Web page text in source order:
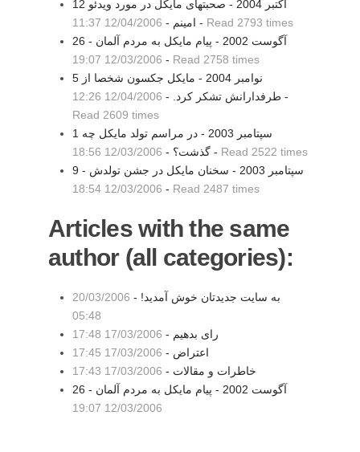
12 اکتبر 2004 - صحبتهای مایکل در مورد ویدئو
امینم - 12/04/2006 11:37 - Read 2793 times
26 آگوست 2002 - پيام مايکل به مردم آلمان -
12/03/2006 19:07 - Read 2758 times
5 نوامبر 2004 - مايكل جكسون شخصا از
طرفدارانش تشكر كرد. - 12/04/2006 12:26
-
Read 2609 times
1 سپتامبر 2003 - در مراسم تولد مايکل چه
گذشت؟ - 12/03/2006 18:56 - Read 2522 times
9 سپتامبر 2003 - سخنان مايکل در جشن تولدش -
12/03/2006 18:54 - Read 2487 times
Articles with the same
author (all categories):
به سايت جديدتان خوش آمديد! - 20/03/2006
05:48
رای بدهیم - 17/03/2006 17:48
اعتراض - 17/03/2006 17:45
خاطرات و مقالات - 17/03/2006 17:43
26 آگوست 2002 - پيام مايکل به مردم آلمان -
12/03/2006 19:07